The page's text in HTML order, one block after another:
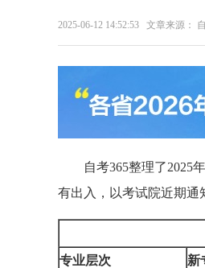
2025-06-12 14:52:53 文章来源：
自考365整理了2025
有出入，以考试院近期通
专业层次
新